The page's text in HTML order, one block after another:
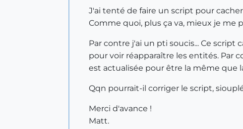
J'ai tenté de faire un script pour
Comme quoi, plus ça va, mieux je me
Par contre j'ai un pti soucis... Ce
pour voir réapparaître les entités. Par
est actualisée pour être la même que
Qqn pourrait-il corriger le script,
Merci d'avance !
Matt.